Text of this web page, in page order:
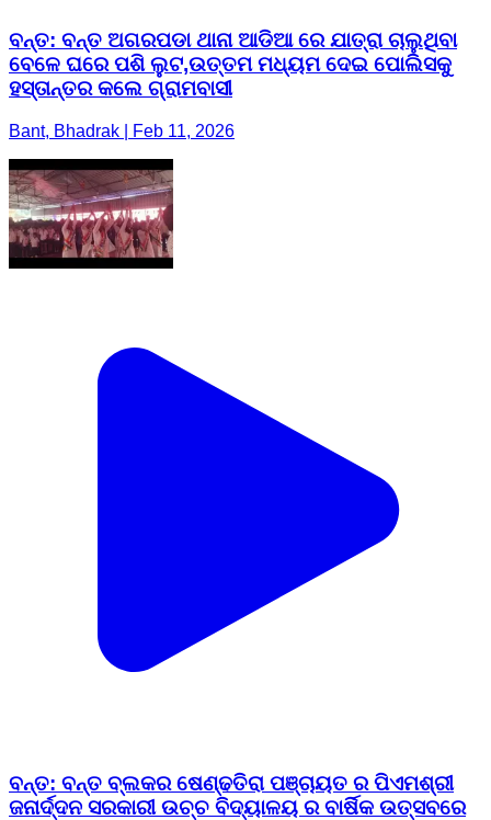
ବନ୍ତ: ବନ୍ତ ଅଗରପଡା ଥାନା ଆଡିଆ ରେ ଯାତ୍ରା ଚାଲୁଥିବା
ବେଳେ ଘରେ ପଶି ଲୁଟ,ଉତ୍ତମ ମଧ୍ୟମ ଦେଇ ପୋଲିସକୁ
ହସ୍ତାନ୍ତର କଲେ ଗ୍ରାମବାସୀ
Bant, Bhadrak | Feb 11, 2026
ବନ୍ତ: ବନ୍ତ ବ୍ଲକର ଷେଣ୍ଢତିରା ପଞ୍ଚାୟତ ର ପିଏମଶ୍ରୀ
ଜନାର୍ଦ୍ଦନ ସରକାରୀ ଉଚ୍ଚ ବିଦ୍ୟାଳୟ ର ବାର୍ଷିକ ଉତ୍ସବରେ